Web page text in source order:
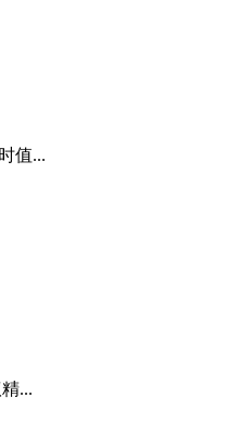
值...
...